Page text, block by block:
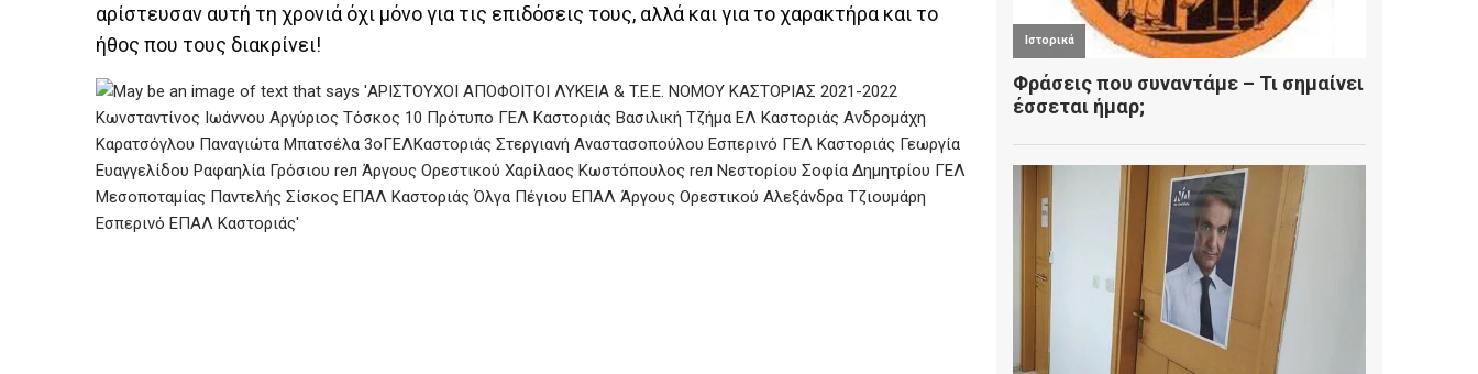
αρίστευσαν αυτή τη χρονιά όχι μόνο για τις επιδόσεις τους, αλλά και για το χαρακτήρα και το
ήθος που τους διακρίνει!